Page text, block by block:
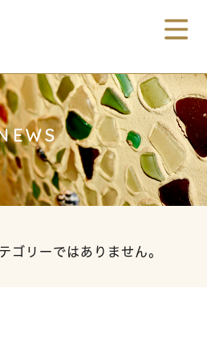
ゴリーではありません。